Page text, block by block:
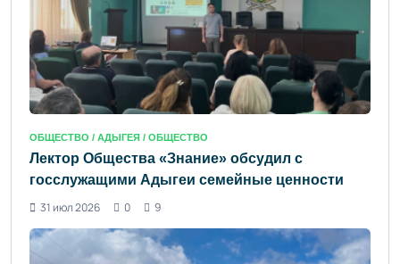
ОБЩЕСТВО / АДЫГЕЯ / ОБЩЕСТВО
Лектор Общества «Знание» обсудил с
госслужащими Адыгеи семейные ценности
31 июл 2026
0 9